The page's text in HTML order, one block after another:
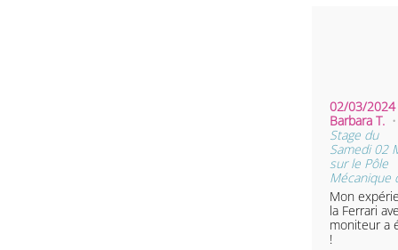
02/03/2024
Barbara T.
Stage du
Samedi 02
sur le Pôle
Mécanique
Mon
la Ferrari
moniteur a
!